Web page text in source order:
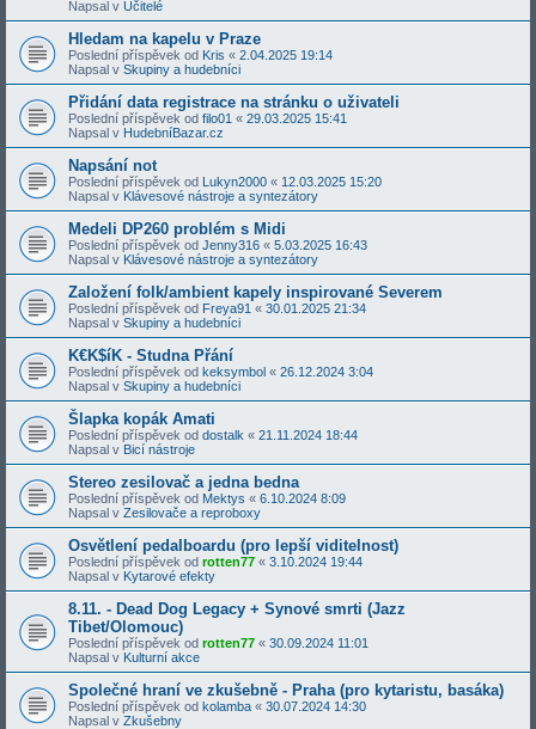
Napsal v Učitelé
Hledam na kapelu v Praze
Poslední příspěvek od Kris « 2.04.2025 19:14
Napsal v Skupiny a hudebníci
Přidání data registrace na stránku o uživateli
Poslední příspěvek od filo01 « 29.03.2025 15:41
Napsal v HudebníBazar.cz
Napsání not
Poslední příspěvek od Lukyn2000 « 12.03.2025 15:20
Napsal v Klávesové nástroje a syntezátory
Medeli DP260 problém s Midi
Poslední příspěvek od Jenny316 « 5.03.2025 16:43
Napsal v Klávesové nástroje a syntezátory
Založení folk/ambient kapely inspirované Severem
Poslední příspěvek od Freya91 « 30.01.2025 21:34
Napsal v Skupiny a hudebníci
K€K$íK - Studna Přání
Poslední příspěvek od keksymbol « 26.12.2024 3:04
Napsal v Skupiny a hudebníci
Šlapka kopák Amati
Poslední příspěvek od dostalk « 21.11.2024 18:44
Napsal v Bicí nástroje
Stereo zesilovač a jedna bedna
Poslední příspěvek od Mektys « 6.10.2024 8:09
Napsal v Zesilovače a reproboxy
Osvětlení pedalboardu (pro lepší viditelnost)
Poslední příspěvek od rotten77 « 3.10.2024 19:44
Napsal v Kytarové efekty
8.11. - Dead Dog Legacy + Synové smrti (Jazz
Tibet/Olomouc)
Poslední příspěvek od rotten77 « 30.09.2024 11:01
Napsal v Kulturní akce
Společné hraní ve zkušebně - Praha (pro kytaristu, basáka)
Poslední příspěvek od kolamba « 30.07.2024 14:30
Napsal v Zkušebny